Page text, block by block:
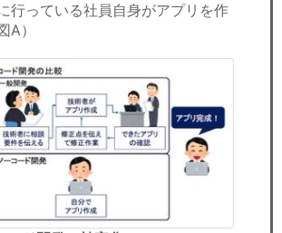
行っている社員自身がアプリを作
A）